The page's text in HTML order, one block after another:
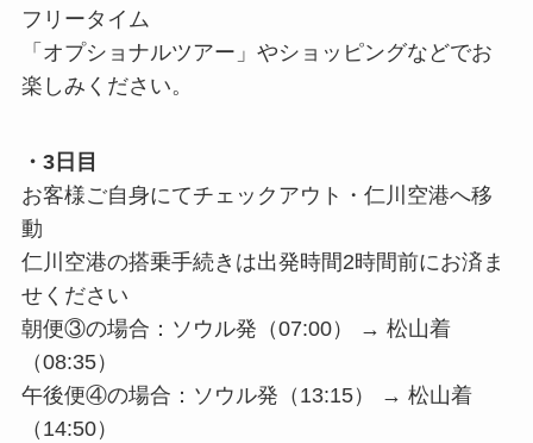
フリータイム
「オプショナルツアー」やショッピングなどでお
楽しみください。
・3日目
お客様ご自身にてチェックアウト・仁川空港へ移
動
仁川空港の搭乗手続きは出発時間2時間前にお済ま
せください
朝便③の場合：ソウル発（07:00） → 松山着
（08:35）
午後便④の場合：ソウル発（13:15） → 松山着
（14:50）